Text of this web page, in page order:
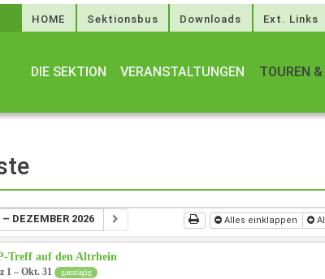
HOME Sektionsbus Downloads Ext. Links
DIE SEKTION VERANSTALTUNGEN TOUREN
DEZEMBER 2026 Alles einklappen
Treff auf den Altrhein
1 – Okt. 31 ganztägig